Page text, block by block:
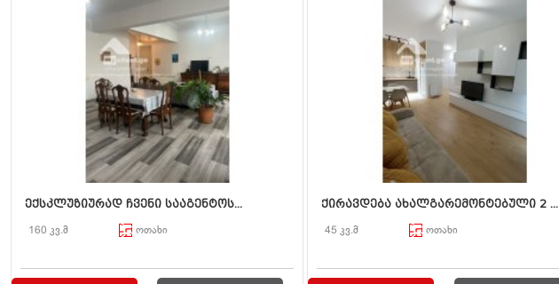
ექსკლუზიურად ჩვენი სააგენტოს...
160 კვ.მ ოთახი
ქირავდება ახალგარემონტებული 2 ...
45 კვ.მ ოთახი